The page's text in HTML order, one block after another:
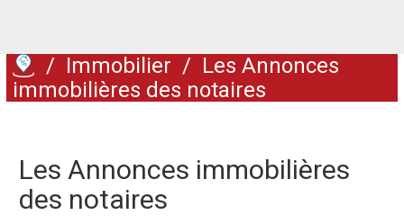
/ Immobilier / Les Annonces
immobilières des notaires
Les Annonces immobilières
des notaires